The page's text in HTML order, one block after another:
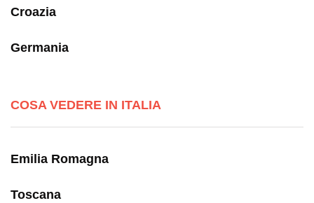
Croazia
Germania
COSA VEDERE IN ITALIA
Emilia Romagna
Toscana